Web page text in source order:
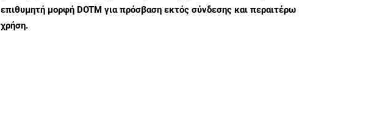
επιθυμητή μορφή DOTM για πρόσβαση εκτός σύνδεσης και περαιτέρω
χρήση.